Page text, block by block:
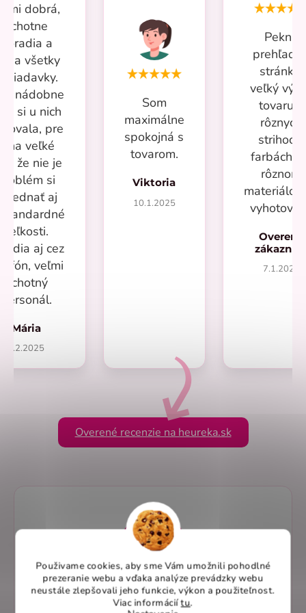
Použivame cookies, aby sme Vám umožnili pohodlné
prezeranie webu a vďaka analýze prevádzky webu
neustále zlepšovali jeho funkcie, výkon a použiteľnost.
Viac informáciítu.
dobrá,
ochotne
poradia a
všetky
nádobne
si u nich
pre
veľké
že nie je
si
aj
veľkosti.
aj cez
veľmi
ochotný
personál.
Mária
1.2.2025
Som
maximálne
spokojná s
tovarom.
Viktoria
10.1.2025
Pekná
stránka,
veľký
tovaru v
rôznych
strihoch,
farbách a
rôznom
Overený
7.1.2025
Overené recenzie na heureka.sk
Elegantný dizajn pre profesionálny vzhľad